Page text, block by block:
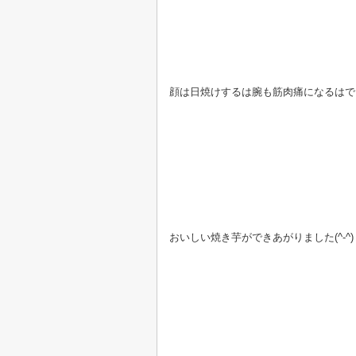
顔は日焼けするは腕も筋肉痛になるは
おいしい焼き芋ができあがりました(^-^)